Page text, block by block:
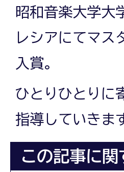
昭和音楽大学大
レシアにてマ
入賞。
ひとりひとりに
指導していきま
この記事に